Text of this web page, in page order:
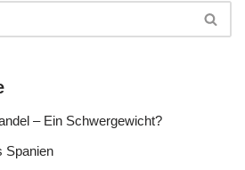
– Ein Schwergewicht?
Spanien